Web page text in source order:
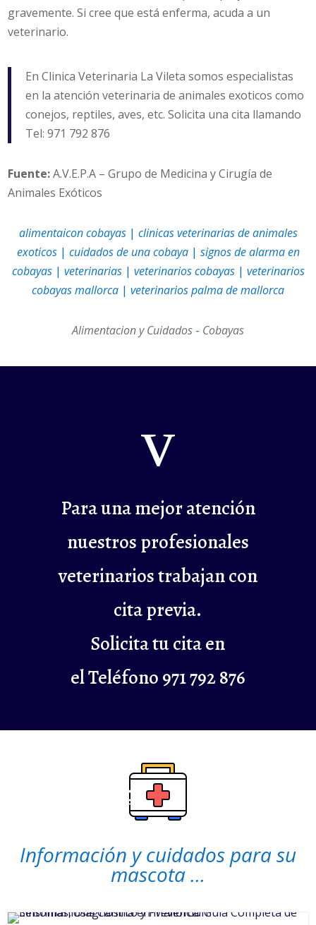
gravemente. Si cree que está enferma, acuda a un
veterinario.
En Clinica Veterinaria La Vileta somos especialistas
en la atención veterinaria de animales exoticos como
conejos, reptiles, aves, etc. Solicita una cita llamando
Tel: 971 792 876
Fuente:A.V.E.P.A – Grupo de Medicina y Cirugía de
Animales Exóticos
alimentaicon cobayas| clinicas veterinarias de animales
exoticos| cuidados de una cobaya| signos de alarma en
cobayas| veterinarias| veterinarios cobayas| veterinarios
cobayas mallorca | veterinarios palma de mallorca
Alimentacion y Cuidados - Cobayas
v
Para una mejor atención
nuestros profesionales
veterinarios trabajan con
cita previa.
Solicita tu cita en
el Teléfono 971 792 876
Información y cuidados para su
mascota ...